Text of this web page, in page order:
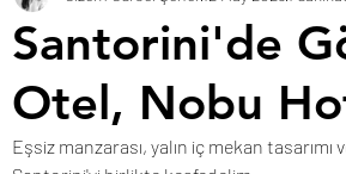
Santorini'de
Otel, Nobu
Eşsiz manzarası, yalın iç mekan